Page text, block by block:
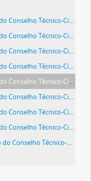
Técnico-Científico
Técnico-Científico
Técnico-Científico
Técnico-Científico
Técnico-Científico
Técnico-Científico
Técnico-Científico
Técnico-Científico
Conselho Técnico-Científico